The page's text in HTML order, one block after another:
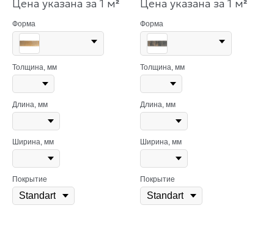
Цена указана за 1 м²
Форма
Толщина, мм
Длина, мм
Ширина, мм
Покрытие
Цена указана за 1 м²
Форма
Толщина, мм
Длина, мм
Ширина, мм
Покрытие